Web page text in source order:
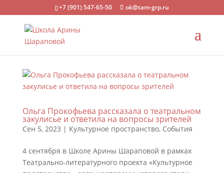
+7 (901) 547-65-50 ok@tam-grp.ru
Ольга Прокофьева рассказала о театральном
закулисье и ответила на вопросы зрителей
Сен 5, 2023 | Культурное пространство, События
4 сентября в Школе Арины Шараповой в рамках
Театрально-литературного проекта «Культурное